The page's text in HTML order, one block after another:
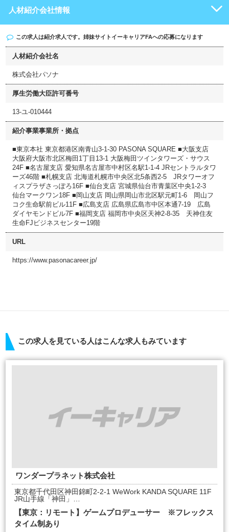
人材紹介会社情報
この求人は紹介求人です。姉妹サイト イーキャリアFAへの応募になります
人材紹介会社名
株式会社パソナ
厚生労働大臣許可番号
13-ユ-010444
紹介事業事業所・拠点
■東京本社 東京都港区南青山3-1-30 PASONA SQUARE ■大阪支店
大阪府大阪市北区梅田1丁目13-1 大阪梅田ツインタワーズ・サウス
24F ■名古屋支店 愛知県名古屋市中村区名駅1-1-4 JRセントラルタワ
ーズ46階 ■札幌支店 北海道札幌市中央区北5条西2-5 JRタワーオフ
ィスプラザさっぽろ16F ■仙台支店 宮城県仙台市青葉区中央1-2-3
仙台マークワン18F ■岡山支店 岡山県岡山市北区駅元町1-6 岡山フ
コク生命駅前ビル11F ■広島支店 広島県広島市中区本通7-19 広島
ダイヤモンドビル7F ■福岡支店 福岡市中央区天神2-8-35 天神住友
生命FJビジネスセンター19階
URL
https://www.pasonacareer.jp/
この求人を見ている人はこんな求人もみています
ワンダープラネット株式会社
東京都千代田区神田錦町2-2-1 WeWork KANDA SQUARE 11F
JR山手線「神田」…
【東京：リモート】ゲームプロデューサー ※フレックス
タイム制あり